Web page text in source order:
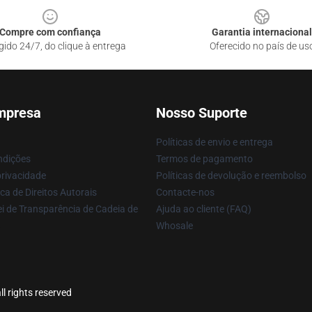
Compre com confiança
24/7, do clique à entrega
Garantia internacional
Oferecido no país de
de Direitos Autorais
de Transparência de Cadeia de
Nosso Suporte
Políticas de envio e entrega
Termos de pagamento
Políticas de devolução e reembolso
Contacte-nos
Ajuda ao cliente (FAQ)
Whosale
rights reserved